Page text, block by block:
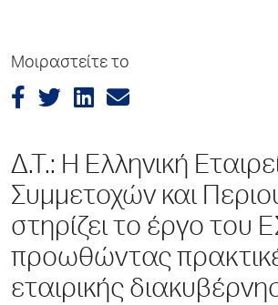
Μοιραστείτε το
Δ.Τ.: Η Ελληνική
Συμμετοχών και
στηρίζει το έργο του
προωθώντας
εταιρικής